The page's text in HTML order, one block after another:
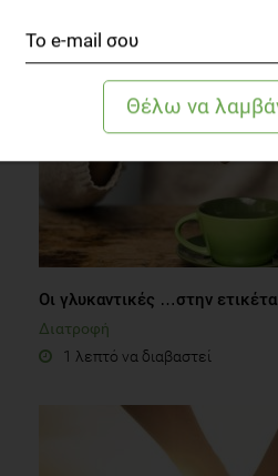
Οι γλυκαντικές …στην ετικέτα
Διατροφή
1 λεπτό να διαβαστεί